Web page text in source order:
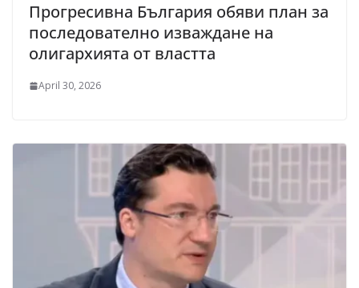
Прогресивна България обяви план за
последователно изваждане на
олигархията от властта
April 30, 2026